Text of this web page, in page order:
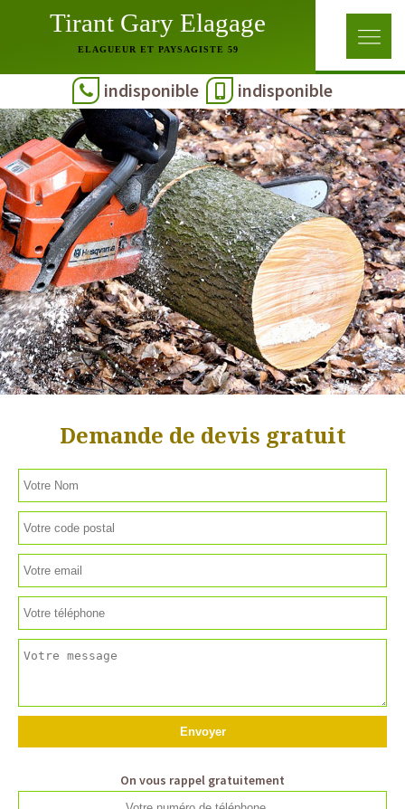
Tirant Gary Elagage
ELAGUEUR ET PAYSAGISTE 59
indisponible indisponible
Demande de devis gratuit
On vous rappel gratuitement